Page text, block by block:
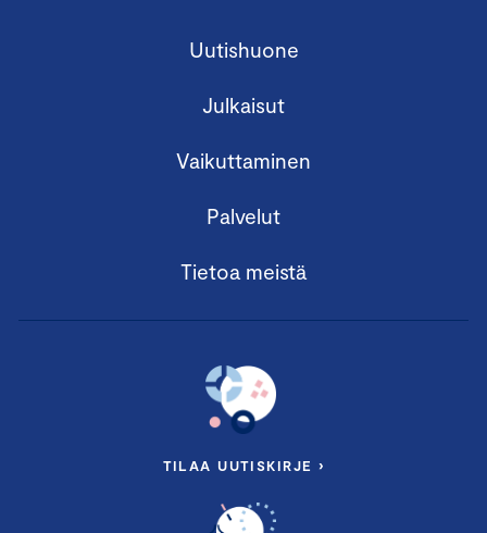
Uutishuone
Julkaisut
Vaikuttaminen
Palvelut
Tietoa meistä
TILAA UUTISKIRJE ›